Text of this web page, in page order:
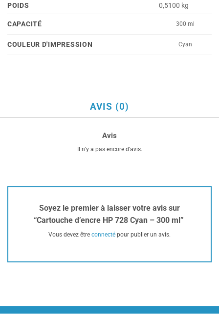
POIDS 0,5100 kg
CAPACITÉ 300 ml
COULEUR D'IMPRESSION Cyan
AVIS (0)
Avis
Il n’y a pas encore d’avis.
Soyez le premier à laisser votre avis sur
“Cartouche d’encre HP 728 Cyan – 300 ml”
Vous devez être connecté pour publier un avis.